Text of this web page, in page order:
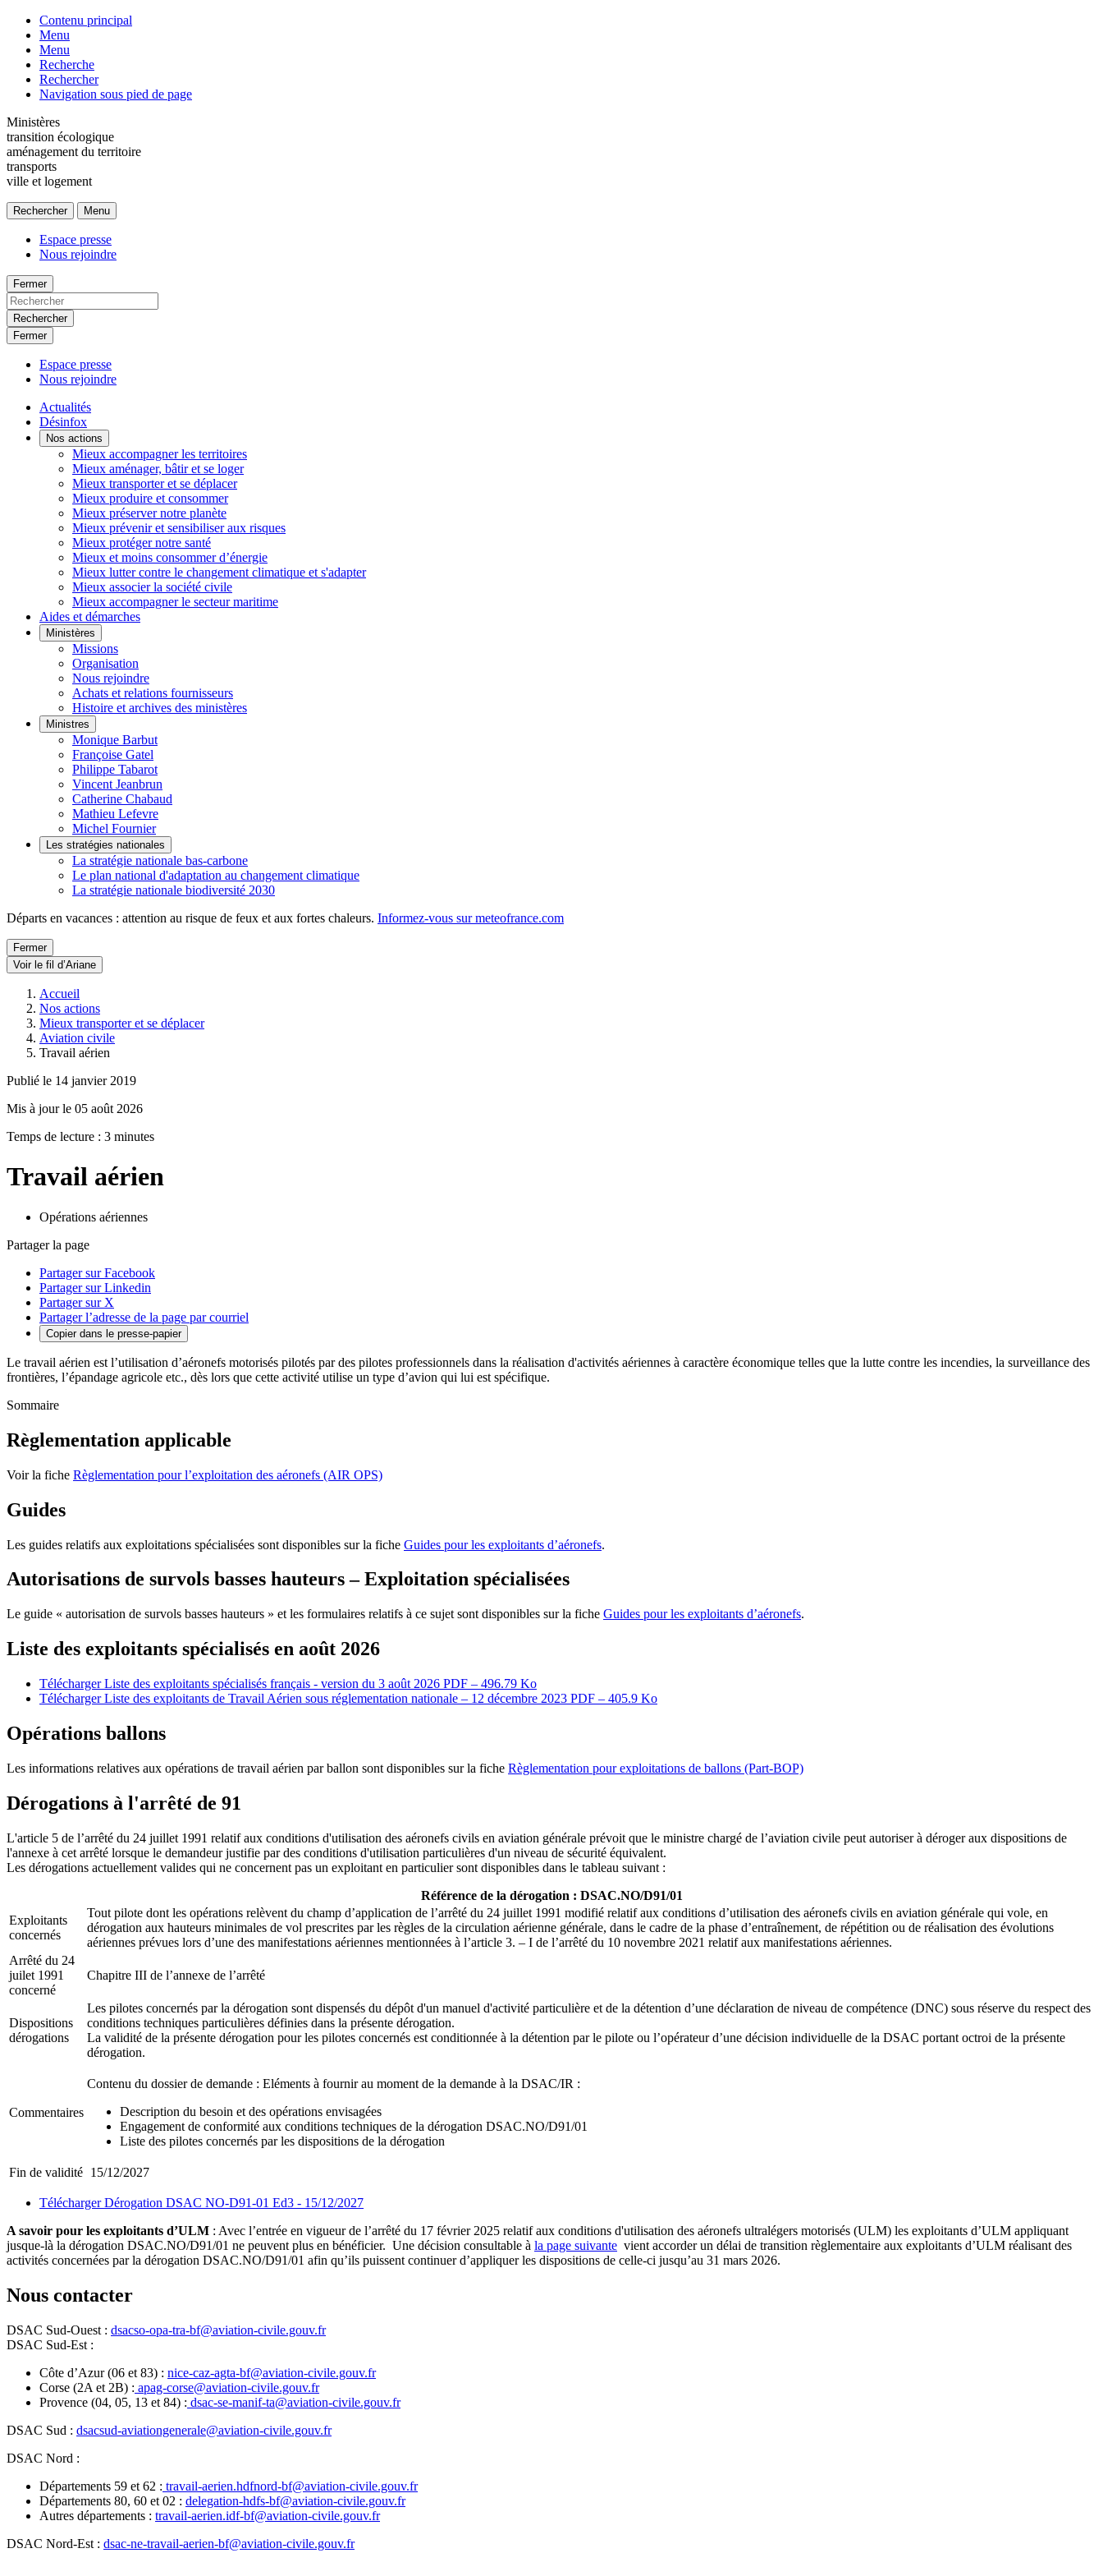
Contenu principal
Menu
Menu
Recherche
Rechercher
Navigation sous pied de page
Ministères
transition écologique
aménagement du territoire
transports
ville et logement
Rechercher Menu
Espace presse
Nous rejoindre
Fermer
Rechercher
Fermer
Espace presse
Nous rejoindre
Actualités
Désinfox
Nos actions
Mieux accompagner les territoires
Mieux aménager, bâtir et se loger
Mieux transporter et se déplacer
Mieux produire et consommer
Mieux préserver notre planète
Mieux prévenir et sensibiliser aux risques
Mieux protéger notre santé
Mieux et moins consommer d’énergie
Mieux lutter contre le changement climatique et s'adapter
Mieux associer la société civile
Mieux accompagner le secteur maritime
Aides et démarches
Ministères
Missions
Organisation
Nous rejoindre
Achats et relations fournisseurs
Histoire et archives des ministères
Ministres
Monique Barbut
Françoise Gatel
Philippe Tabarot
Vincent Jeanbrun
Catherine Chabaud
Mathieu Lefevre
Michel Fournier
Les stratégies nationales
La stratégie nationale bas-carbone
Le plan national d'adaptation au changement climatique
La stratégie nationale biodiversité 2030
Départs en vacances : attention au risque de feux et aux fortes chaleurs. Informez-vous sur meteofrance.com
Fermer
Voir le fil d’Ariane
Accueil
Nos actions
Mieux transporter et se déplacer
Aviation civile
Travail aérien
Publié le 14 janvier 2019
Mis à jour le 05 août 2026
Temps de lecture : 3 minutes
Travail aérien
Opérations aériennes
Partager la page
Partager sur Facebook
Partager sur Linkedin
Partager sur X
Partager l’adresse de la page par courriel
Copier dans le presse-papier
Le travail aérien est l’utilisation d’aéronefs motorisés pilotés par des pilotes professionnels dans la réalisation d'activités aériennes à caractère économique telles que la lutte contre les incendies, la surveillance des
frontières, l’épandage agricole etc., dès lors que cette activité utilise un type d’avion qui lui est spécifique.
Sommaire
Règlementation applicable
Voir la fiche Règlementation pour l’exploitation des aéronefs (AIR OPS)
Guides
Les guides relatifs aux exploitations spécialisées sont disponibles sur la fiche Guides pour les exploitants d’aéronefs.
Autorisations de survols basses hauteurs – Exploitation spécialisées
Le guide « autorisation de survols basses hauteurs » et les formulaires relatifs à ce sujet sont disponibles sur la fiche Guides pour les exploitants d’aéronefs.
Liste des exploitants spécialisés en août 2026
Télécharger Liste des exploitants spécialisés français - version du 3 août 2026 PDF – 496.79 Ko
Télécharger Liste des exploitants de Travail Aérien sous réglementation nationale – 12 décembre 2023 PDF – 405.9 Ko
Opérations ballons
Les informations relatives aux opérations de travail aérien par ballon sont disponibles sur la fiche Règlementation pour exploitations de ballons (Part-BOP)
Dérogations à l'arrêté de 91
L'article 5 de l’arrêté du 24 juillet 1991 relatif aux conditions d'utilisation des aéronefs civils en aviation générale prévoit que le ministre chargé de l’aviation civile peut autoriser à déroger aux dispositions de
l'annexe à cet arrêté lorsque le demandeur justifie par des conditions d'utilisation particulières d'un niveau de sécurité équivalent.
Les dérogations actuellement valides qui ne concernent pas un exploitant en particulier sont disponibles dans le tableau suivant :
Référence de la dérogation : DSAC.NO/D91/01
Exploitants
concernés
Tout pilote dont les opérations relèvent du champ d’application de l’arrêté du 24 juillet 1991 modifié relatif aux conditions d’utilisation des aéronefs civils en aviation générale qui vole, en
dérogation aux hauteurs minimales de vol prescrites par les règles de la circulation aérienne générale, dans le cadre de la phase d’entraînement, de répétition ou de réalisation des évolutions
aériennes prévues lors d’une des manifestations aériennes mentionnées à l’article 3. – I de l’arrêté du 10 novembre 2021 relatif aux manifestations aériennes.
Arrêté du 24
juilet 1991
concerné
Chapitre III de l’annexe de l’arrêté
Dispositions
dérogations
Les pilotes concernés par la dérogation sont dispensés du dépôt d'un manuel d'activité particulière et de la détention d’une déclaration de niveau de compétence (DNC) sous réserve du respect des
conditions techniques particulières définies dans la présente dérogation.
La validité de la présente dérogation pour les pilotes concernés est conditionnée à la détention par le pilote ou l’opérateur d’une décision individuelle de la DSAC portant octroi de la présente
dérogation.
Commentaires
Contenu du dossier de demande : Eléments à fournir au moment de la demande à la DSAC/IR :
Description du besoin et des opérations envisagées
Engagement de conformité aux conditions techniques de la dérogation DSAC.NO/D91/01
Liste des pilotes concernés par les dispositions de la dérogation
Fin de validité 15/12/2027
Télécharger Dérogation DSAC NO-D91-01 Ed3 - 15/12/2027
A savoir pour les exploitants d’ULM : Avec l’entrée en vigueur de l’arrêté du 17 février 2025 relatif aux conditions d'utilisation des aéronefs ultralégers motorisés (ULM) les exploitants d’ULM appliquant
jusque-là la dérogation DSAC.NO/D91/01 ne peuvent plus en bénéficier. Une décision consultable à la page suivante vient accorder un délai de transition règlementaire aux exploitants d’ULM réalisant des
activités concernées par la dérogation DSAC.NO/D91/01 afin qu’ils puissent continuer d’appliquer les dispositions de celle-ci jusqu’au 31 mars 2026.
Nous contacter
DSAC Sud-Ouest : dsacso-opa-tra-bf@aviation-civile.gouv.fr
DSAC Sud-Est :
Côte d’Azur (06 et 83) : nice-caz-agta-bf@aviation-civile.gouv.fr
Corse (2A et 2B) : apag-corse@aviation-civile.gouv.fr
Provence (04, 05, 13 et 84) : dsac-se-manif-ta@aviation-civile.gouv.fr
DSAC Sud : dsacsud-aviationgenerale@aviation-civile.gouv.fr
DSAC Nord :
Départements 59 et 62 : travail-aerien.hdfnord-bf@aviation-civile.gouv.fr
Départements 80, 60 et 02 : delegation-hdfs-bf@aviation-civile.gouv.fr
Autres départements : travail-aerien.idf-bf@aviation-civile.gouv.fr
DSAC Nord-Est : dsac-ne-travail-aerien-bf@aviation-civile.gouv.fr